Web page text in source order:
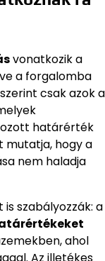
vonatkozik a
a forgalomba
csak azok a
határérték
mutatja, hogy a
nem haladja
szabályozzák: a
ahol